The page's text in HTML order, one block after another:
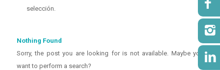
selección.
Nothing Found
Sorry, the post you are looking for is not available. Maybe you
want to perform a search?